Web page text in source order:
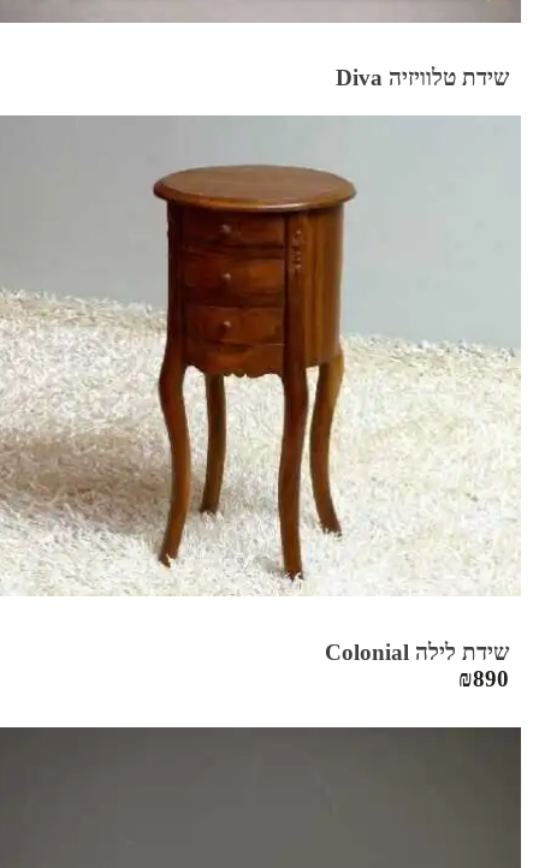
שידת טלוויזיה Diva
שידת לילה Colonial
₪890